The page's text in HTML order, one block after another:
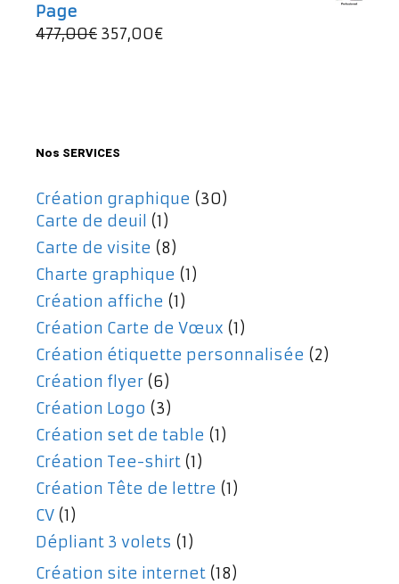
était :
197,00€.
est :
Page
477,00€ Le
357,00€Le
Nos SERVICES
Création graphique (30)
Carte de deuil (1)
Carte de visite (8)
Charte graphique (1)
Création affiche (1)
Création Carte de Vœux (1)
Création étiquette personnalisée (2)
Création flyer (6)
Création Logo (3)
Création set de table (1)
Création Tee-shirt (1)
Création Tête de lettre (1)
CV (1)
Dépliant 3 volets (1)
Création site internet (18)